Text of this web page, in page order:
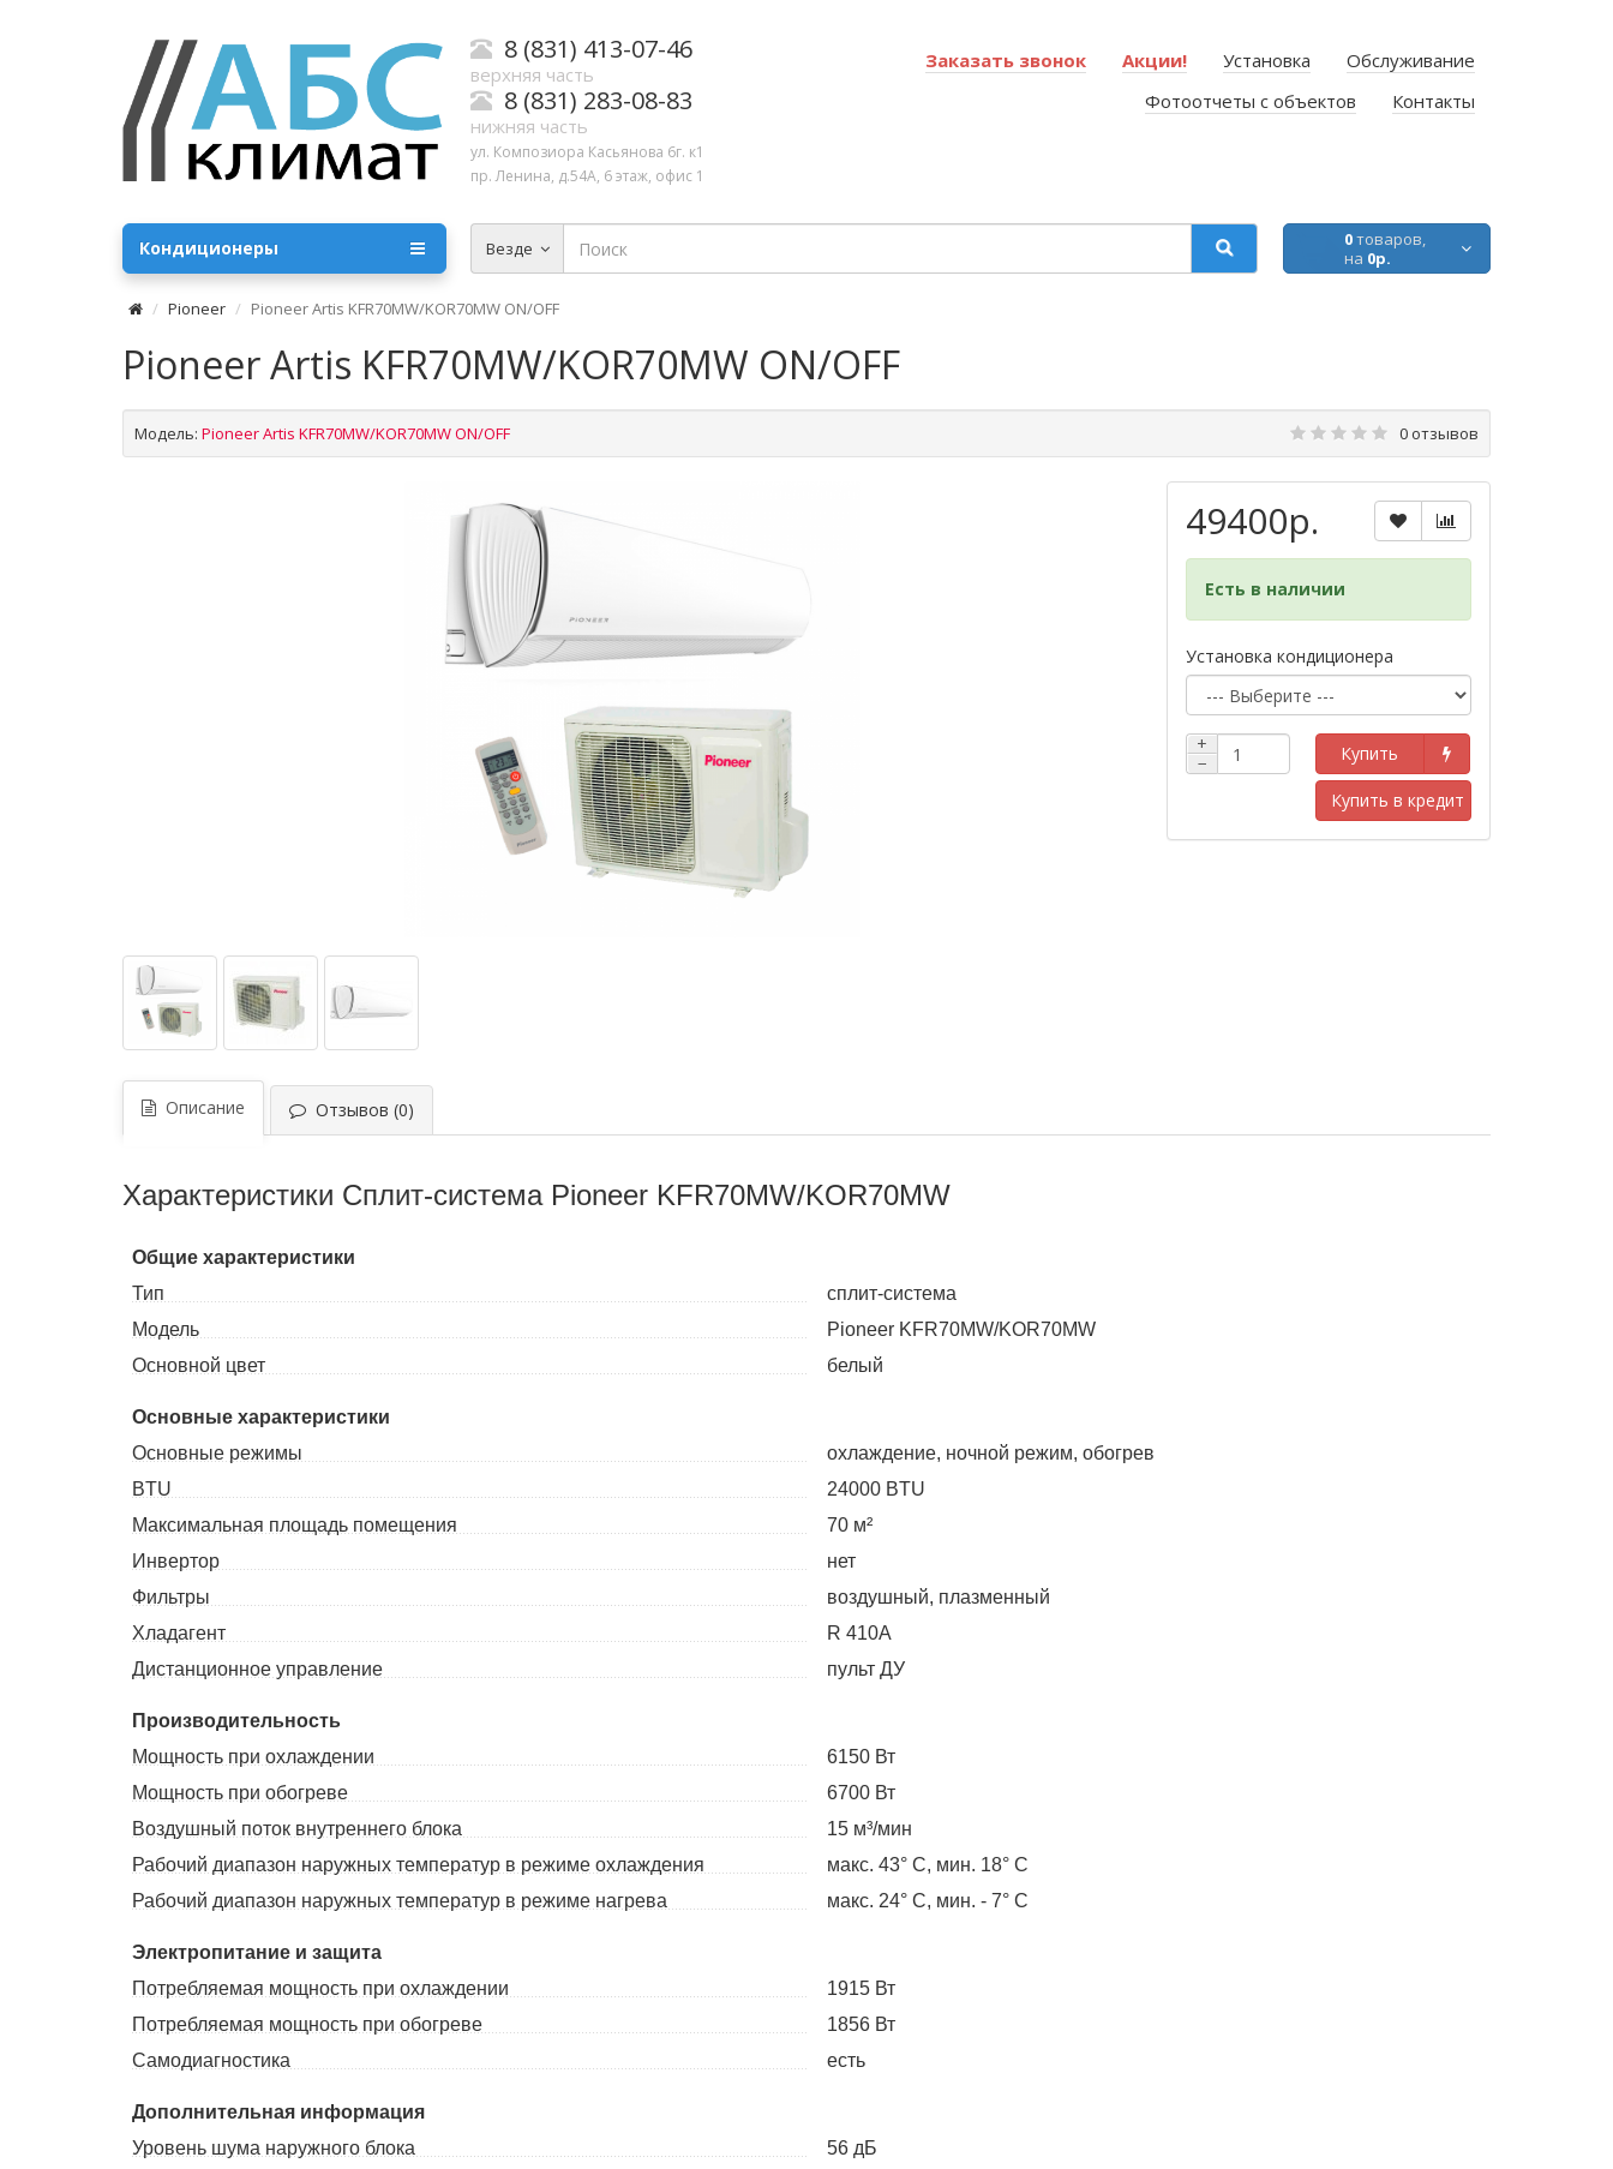
8 (831) 413-07-46
верхняя часть
8 (831) 283-08-83
нижняя часть
ул. Композиора Касьянова 6г. к1
пр. Ленина, д.54А, 6 этаж, офис 1
Заказать звонок Акции! Установка
Обслуживание
Фотоотчеты с объектов
Контакты
Везде 0товаров,
на 0р.
Кондиционеры
Pioneer Pioneer Artis KFR70MW/KOR70MW ON/OFF
Pioneer Artis KFR70MW/KOR70MW ON/OFF
Модель: Pioneer Artis KFR70MW/KOR70MW ON/OFF 0 отзывов
49400р.
Есть в наличии
Установка кондиционера
+
−
Купить
Купить в кредит
Описание Отзывов (0)
Характеристики Сплит-система Pioneer KFR70MW/KOR70MW
Общие характеристики
Тип
сплит-система
Модель
Pioneer KFR70MW/KOR70MW
Основной цвет
белый
Основные характеристики
Основные режимы
охлаждение, ночной режим, обогрев
BTU
24000 BTU
Максимальная площадь помещения
70 м²
Инвертор
нет
Фильтры
воздушный, плазменный
Хладагент
R 410A
Дистанционное управление
пульт ДУ
Производительность
Мощность при охлаждении
6150 Вт
Мощность при обогреве
6700 Вт
Воздушный поток внутреннего блока
15 м³/мин
Рабочий диапазон наружных температур в режиме охлаждения
макс. 43° С, мин. 18° С
Рабочий диапазон наружных температур в режиме нагрева
макс. 24° С, мин. - 7° С
Электропитание и защита
Потребляемая мощность при охлаждении
1915 Вт
Потребляемая мощность при обогреве
1856 Вт
Самодиагностика
есть
Дополнительная информация
Уровень шума наружного блока
56 дБ